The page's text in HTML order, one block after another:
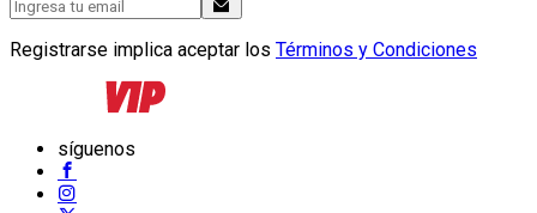
Registrarse implica aceptar los Términos y Condiciones
síguenos